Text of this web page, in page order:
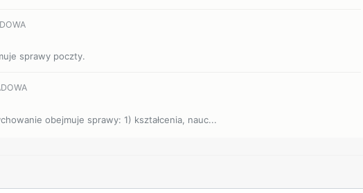
sprawy poczty.
obejmuje sprawy: 1) kształcenia, nauc...